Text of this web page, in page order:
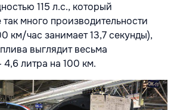
115 л.с., который
так много производительности
км/час занимает 13,7 секунды),
выглядит весьма
4,6 литра на 100 км.